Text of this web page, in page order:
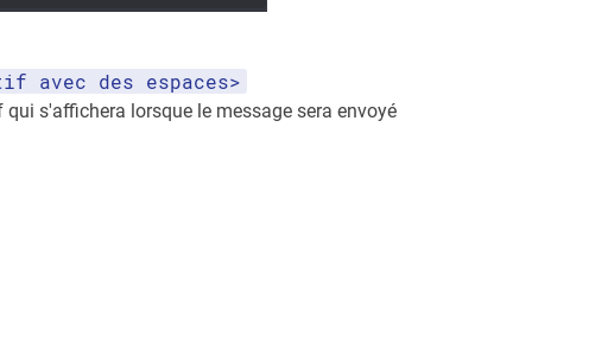
avec des espaces>
s'affichera lorsque le message sera envoyé